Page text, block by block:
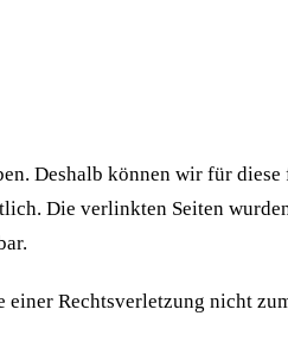
Deshalb können wir für
Die verlinkten Seiten
Rechtsverletzung nicht